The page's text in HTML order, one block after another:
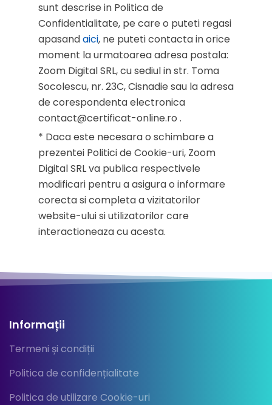
sunt descrise in Politica de
Confidentialitate, pe care o puteti regasi
apasandaici, ne puteti contacta in orice
moment la urmatoarea adresa postala:
Zoom Digital SRL, cu sediul in str. Toma
Socolescu, nr. 23C, Cisnadie sau la adresa
de corespondenta electronica
contact@certificat-online.ro .
* Daca este necesara o schimbare a
prezentei Politici de Cookie-uri, Zoom
Digital SRL va publica respectivele
modificari pentru a asigura o informare
corecta si completa a vizitatorilor
website-ului si utilizatorilor care
interactioneaza cu acesta.
Informații
Termeni și condiții
Politica de confidențialitate
Politica de utilizare Cookie-uri